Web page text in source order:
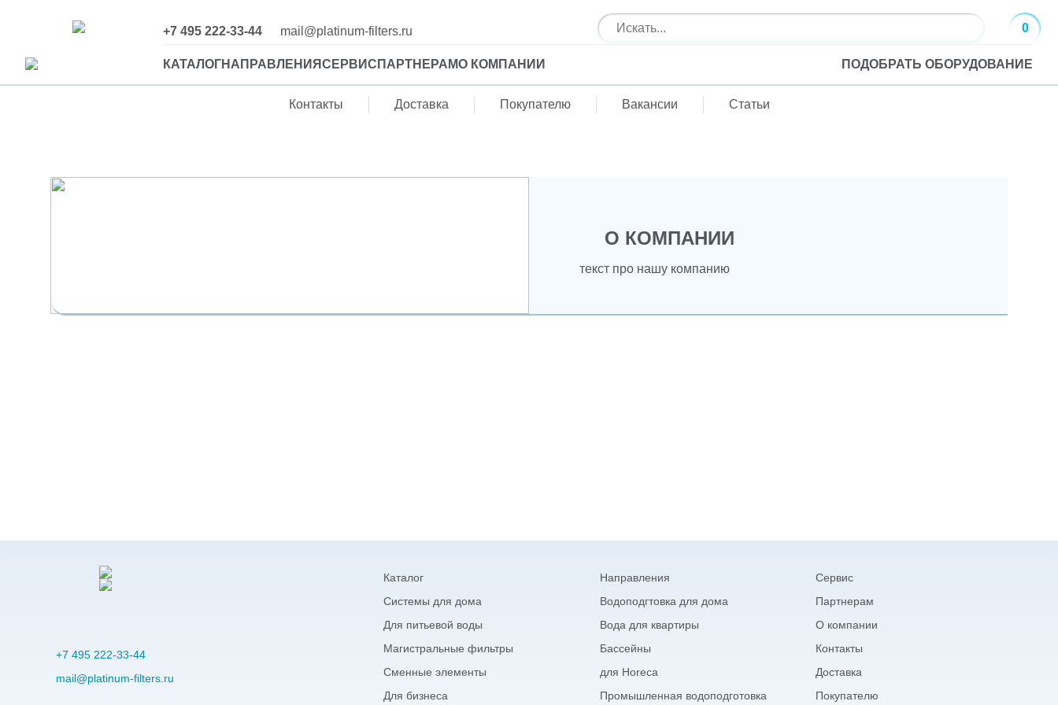
+7 495 222-33-44 mail@platinum-filters.ru 0
КАТАЛОГНАПРАВЛЕНИЯ СЕРВИС ПАРТНЕРАМО КОМПАНИИ ПОДОБРАТЬ ОБОРУДОВАНИЕ
Контакты Доставка Покупателю Вакансии Статьи
О КОМПАНИИ
текст про нашу компанию
+7 495 222-33-44
mail@platinum-filters.ru
Каталог
Системы для дома
Для питьевой воды
Магистральные фильтры
Сменные элементы
Для бизнеса
Направления
Водоподгтовка для дома
Вода для квартиры
Бассейны
для Horeca
Промышленная водоподготовка
Сервис
Партнерам
О компании
Контакты
Доставка
Покупателю